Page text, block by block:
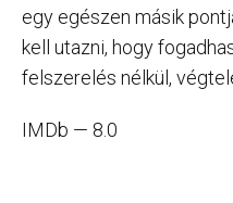
egy egészen másik
kell utazni, hogy
felszerelés nélkül,
IMDb — 8.0